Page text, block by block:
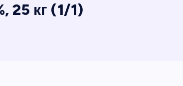
25 кг (1/1)